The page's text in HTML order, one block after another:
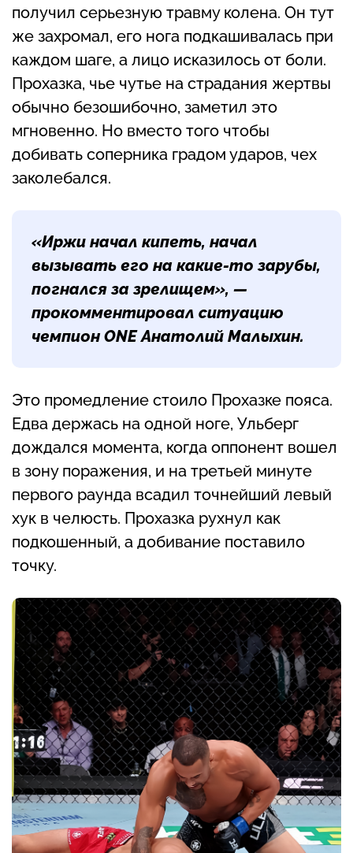
получил серьезную травму колена. Он тут
же захромал, его нога подкашивалась при
каждом шаге, а лицо исказилось от боли.
Прохазка, чье чутье на страдания жертвы
обычно безошибочно, заметил это
мгновенно. Но вместо того чтобы
добивать соперника градом ударов, чех
заколебался.
«Иржи начал кипеть, начал
вызывать его на какие-то зарубы,
погнался за зрелищем», —
прокомментировал ситуацию
чемпион ONE Анатолий Малыхин.
Это промедление стоило Прохазке пояса.
Едва держась на одной ноге, Ульберг
дождался момента, когда оппонент вошел
в зону поражения, и на третьей минуте
первого раунда всадил точнейший левый
хук в челюсть. Прохазка рухнул как
подкошенный, а добивание поставило
точку.